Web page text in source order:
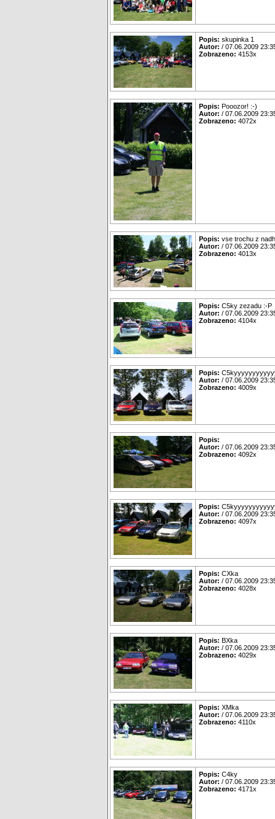
Popis: skupinka 1
Autor: / 07.06.2009
Zobrazeno: 4153x
Popis: Pooozor! :-)
Autor: / 07.06.2009
Zobrazeno: 4072x
Popis: vse trochu z
Autor: / 07.06.2009
Zobrazeno: 4013x
Popis: C5ky zezadu :-P
Autor: / 07.06.2009
Zobrazeno: 4104x
Popis:
Autor: / 07.06.2009
Zobrazeno: 4009x
Popis:
Autor: / 07.06.2009
Zobrazeno: 4092x
Popis:
Autor: / 07.06.2009
Zobrazeno: 4097x
Popis: CXka
Autor: / 07.06.2009
Zobrazeno: 4028x
Popis: BXka
Autor: / 07.06.2009
Zobrazeno: 4029x
Popis: XMka
Autor: / 07.06.2009
Zobrazeno: 4110x
Popis: C4ky
Autor: / 07.06.2009
Zobrazeno: 4171x